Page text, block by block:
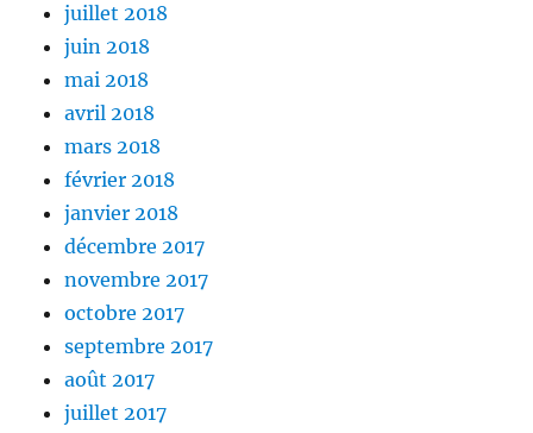
juillet 2018
juin 2018
mai 2018
avril 2018
mars 2018
février 2018
janvier 2018
décembre 2017
novembre 2017
octobre 2017
septembre 2017
août 2017
juillet 2017